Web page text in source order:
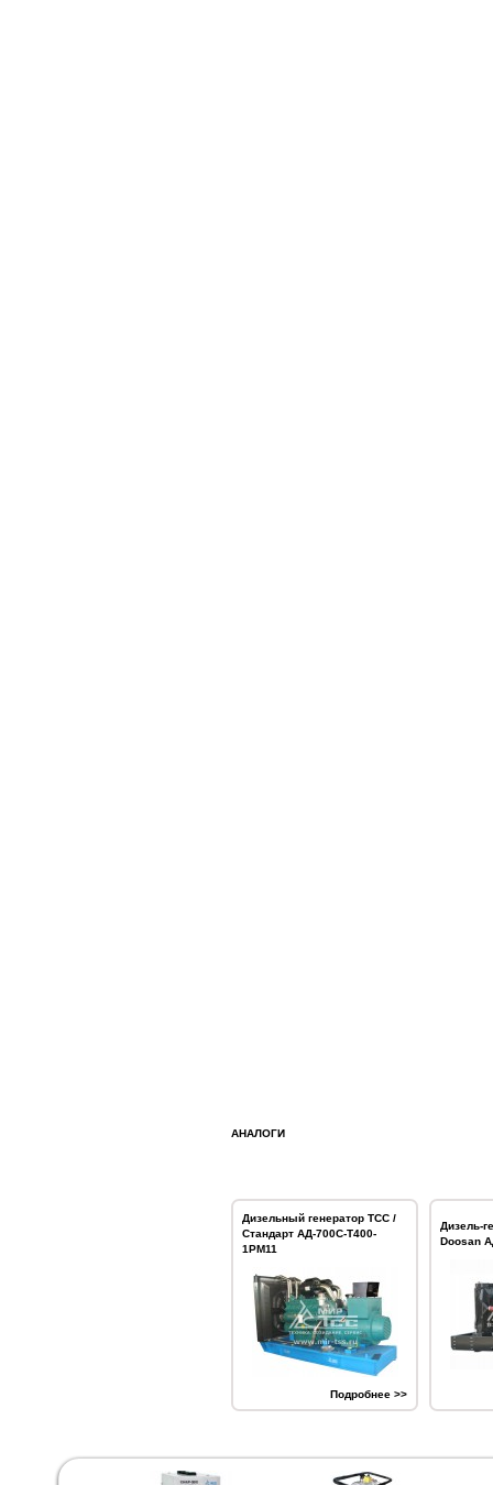
АНАЛОГИ
Дизельный генератор ТСС /
Стандарт АД-700С-Т400-
1РМ11
Подробнее >>
Дизель-
Doosan